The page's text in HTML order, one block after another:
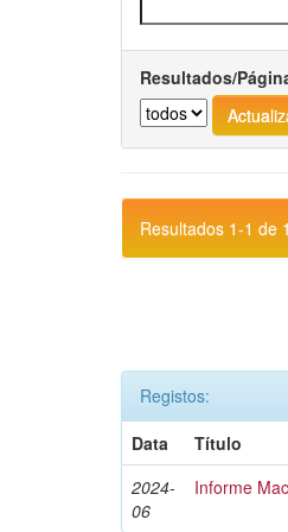
Resultados/
Resultados 1-1 de
Registos:
Data
Título
2024-
06
Informe